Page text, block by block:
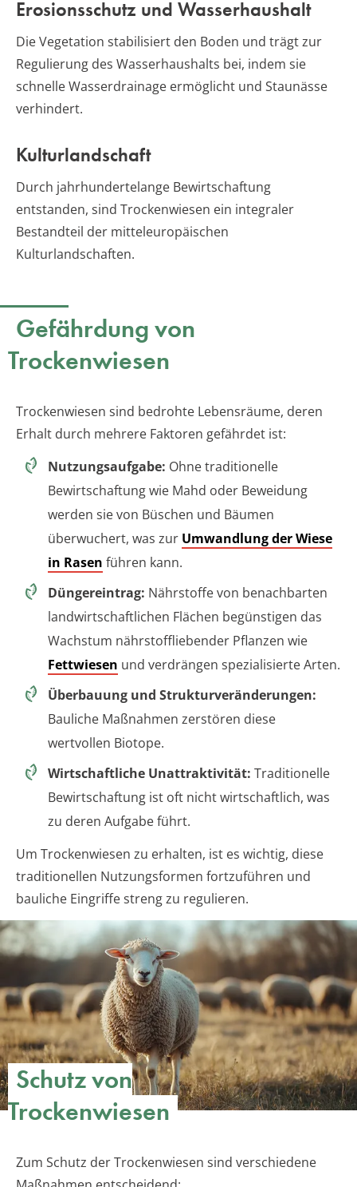
Erosionsschutz und Wasserhaushalt
Die Vegetation stabilisiert den Boden und trägt zur
Regulierung des Wasserhaushalts bei, indem sie
schnelle Wasserdrainage ermöglicht und Staunässe
verhindert.
Kulturlandschaft
Durch jahrhundertelange Bewirtschaftung
entstanden, sind Trockenwiesen ein integraler
Bestandteil der mitteleuropäischen
Kulturlandschaften.
Gefährdung von
Trockenwiesen
Trockenwiesen sind bedrohte Lebensräume, deren
Erhalt durch mehrere Faktoren gefährdet ist:
Nutzungsaufgabe: Ohne traditionelle
Bewirtschaftung wie Mahd oder Beweidung
werden sie von Büschen und Bäumen
überwuchert, was zur Umwandlung der Wiese
in Rasen führen kann.
Düngereintrag: Nährstoffe von benachbarten
landwirtschaftlichen Flächen begünstigen das
Wachstum nährstoffliebender Pflanzen wie
Fettwiesen und verdrängen spezialisierte Arten.
Überbauung und Strukturveränderungen:
Bauliche Maßnahmen zerstören diese
wertvollen Biotope.
Wirtschaftliche Unattraktivität: Traditionelle
Bewirtschaftung ist oft nicht wirtschaftlich, was
zu deren Aufgabe führt.
Um Trockenwiesen zu erhalten, ist es wichtig, diese
traditionellen Nutzungsformen fortzuführen und
bauliche Eingriffe streng zu regulieren.
Schutz von
Trockenwiesen
Zum Schutz der Trockenwiesen sind verschiedene